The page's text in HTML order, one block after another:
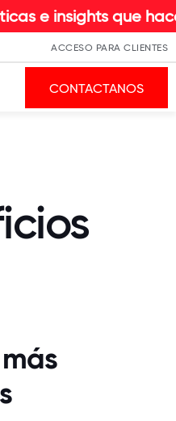
que hacen la
ACCESO PARA CLIENTES
CONTACTANOS